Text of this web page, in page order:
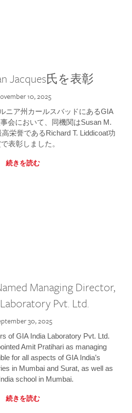
Jacques氏を表彰
10, 2025
ニア州カールスバッドにあるGIA
会において、同機関はSusan M.
栄誉であるRichard T. Liddicoat功
表彰しました。
続きを読む
Managing Director,
Pvt. Ltd.
30, 2025
of GIA India Laboratory Pvt. Ltd.
Amit Pratihari as managing
for all aspects of GIA India’s
in Mumbai and Surat, as well as
school in Mumbai.
続きを読む